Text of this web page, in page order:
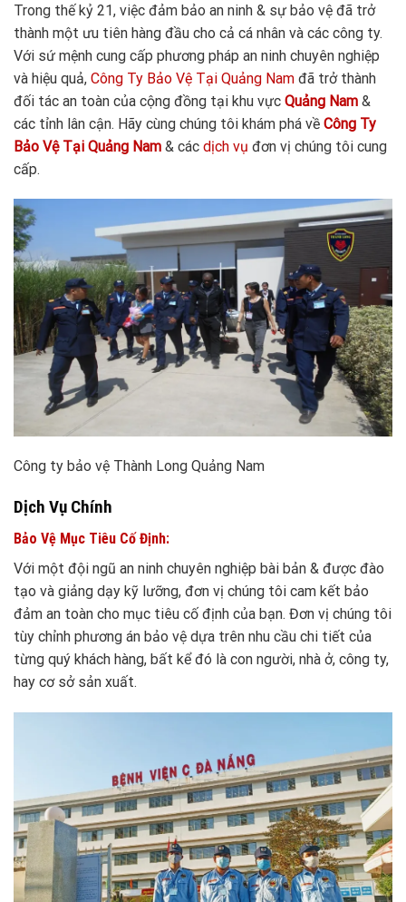
Trong thế kỷ 21, việc đảm bảo an ninh & sự bảo vệ đã trở
thành một ưu tiên hàng đầu cho cả cá nhân và các công ty.
Với sứ mệnh cung cấp phương pháp an ninh chuyên nghiệp
và hiệu quả, Công Ty Bảo Vệ Tại Quảng Nam đã trở thành
đối tác an toàn của cộng đồng tại khu vực Quảng Nam &
các tỉnh lân cận. Hãy cùng chúng tôi khám phá về Công Ty
Bảo Vệ Tại Quảng Nam & các dịch vụ đơn vị chúng tôi cung
cấp.
Công ty bảo vệ Thành Long Quảng Nam
Dịch Vụ Chính
Bảo Vệ Mục Tiêu Cố Định:
Với một đội ngũ an ninh chuyên nghiệp bài bản & được đào
tạo và giảng dạy kỹ lưỡng, đơn vị chúng tôi cam kết bảo
đảm an toàn cho mục tiêu cố định của bạn. Đơn vị chúng tôi
tùy chỉnh phương án bảo vệ dựa trên nhu cầu chi tiết của
từng quý khách hàng, bất kể đó là con người, nhà ở, công ty,
hay cơ sở sản xuất.